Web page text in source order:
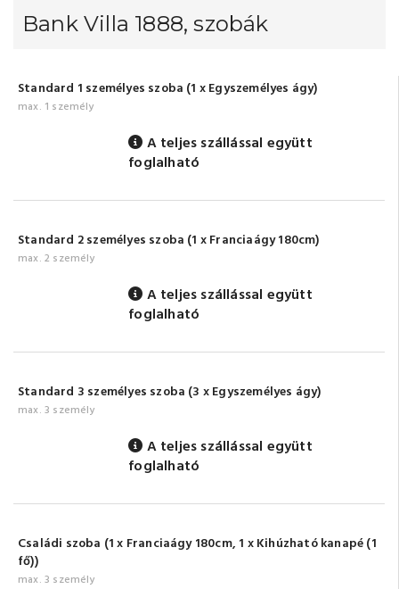
Bank Villa 1888, szobák
Standard 1 személyes szoba (1 x Egyszemélyes ágy)
max. 1 személy
A teljes szállással együtt
foglalható
Standard 2 személyes szoba (1 x Franciaágy 180cm)
max. 2 személy
A teljes szállással együtt
foglalható
Standard 3 személyes szoba (3 x Egyszemélyes ágy)
max. 3 személy
A teljes szállással együtt
foglalható
Családi szoba (1 x Franciaágy 180cm, 1 x Kihúzható kanapé (1
fő))
max. 3 személy